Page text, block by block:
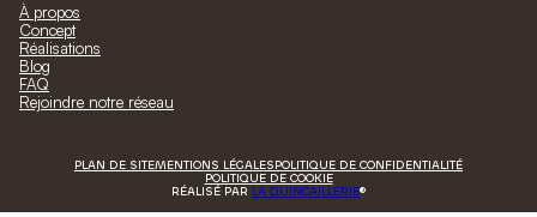
À propos
Concept
Réalisations
Blog
FAQ
Rejoindre notre réseau
PLAN DE SITEMENTIONS LÉGALESPOLITIQUE DE CONFIDENTIALITÉ
POLITIQUE DE COOKIE
RÉALISÉ PAR LA QUINCAILLERIE®